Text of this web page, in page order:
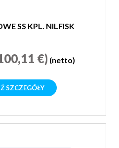
SS KPL. NILFISK
€) (netto)
SZCZEGÓŁY